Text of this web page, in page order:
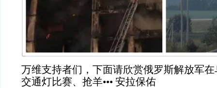
万维支持者们，下面请欣赏俄罗斯解放军
交通灯比赛、抢羊••• 安拉保佑